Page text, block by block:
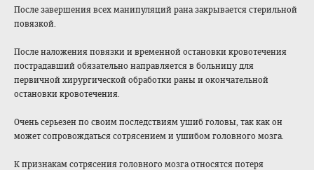
После завершения всех манипуляций рана закрывается стерильной
повязкой.
После наложения повязки и временной остановки кровотечения
пострадавший обязательно направляется в больницу для
первичной хирургической обработки раны и окончательной
остановки кровотечения.
Очень серьезен по своим последствиям ушиб головы, так как он
может сопровождаться сотрясением и ушибом головного мозга.
К признакам сотрясения головного мозга относятся потеря